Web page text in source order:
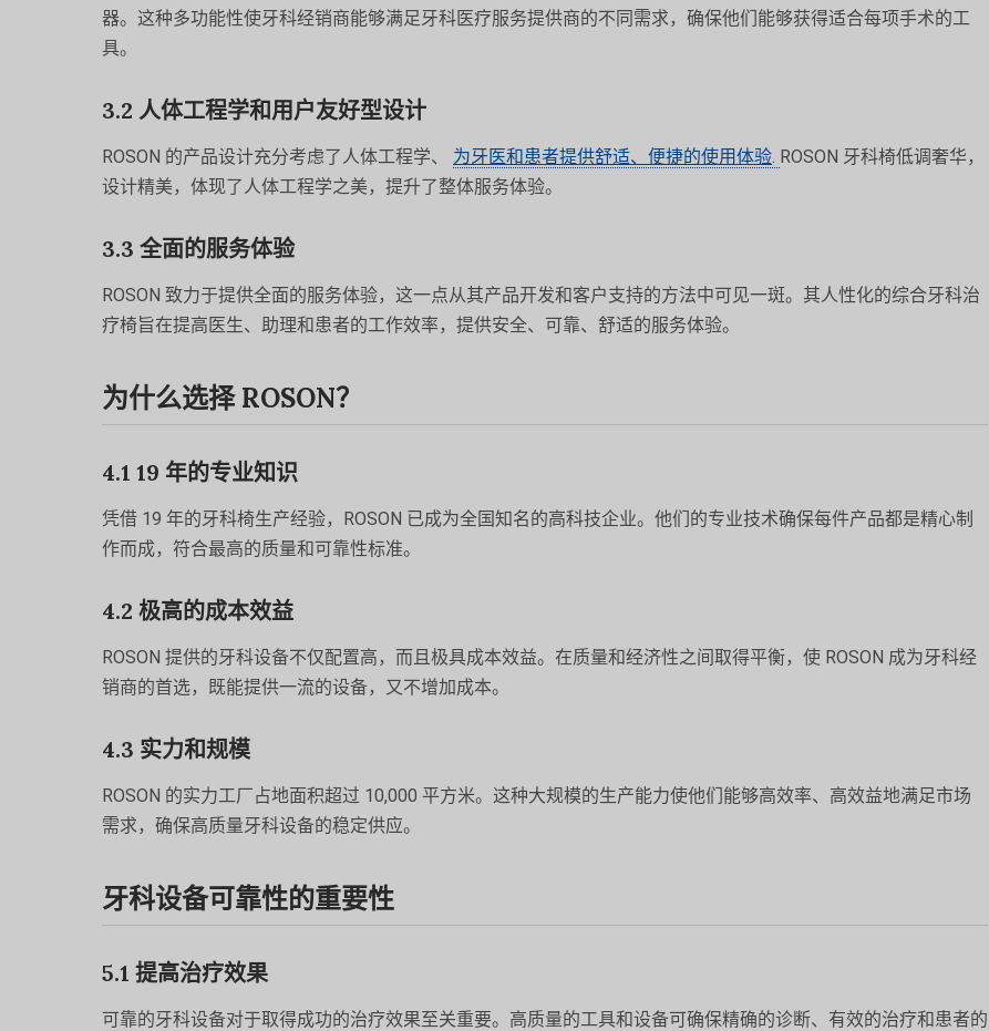
器。这种多功能性使牙科经销商能够满足牙科医疗服务提供商的不同需求，确保他们能够获得适合每项手术的工
具。
3.2 人体工程学和用户友好型设计
ROSON 的产品设计充分考虑了人体工程学、 为牙医和患者提供舒适、便捷的使用体验. ROSON 牙科椅低调奢华，
设计精美，体现了人体工程学之美，提升了整体服务体验。
3.3 全面的服务体验
ROSON 致力于提供全面的服务体验，这一点从其产品开发和客户支持的方法中可见一斑。其人性化的综合牙科治
疗椅旨在提高医生、助理和患者的工作效率，提供安全、可靠、舒适的服务体验。
为什么选择 ROSON？
4.1 19 年的专业知识
凭借 19 年的牙科椅生产经验，ROSON 已成为全国知名的高科技企业。他们的专业技术确保每件产品都是精心制
作而成，符合最高的质量和可靠性标准。
4.2 极高的成本效益
ROSON 提供的牙科设备不仅配置高，而且极具成本效益。在质量和经济性之间取得平衡，使 ROSON 成为牙科经
销商的首选，既能提供一流的设备，又不增加成本。
4.3 实力和规模
ROSON 的实力工厂占地面积超过 10,000 平方米。这种大规模的生产能力使他们能够高效率、高效益地满足市场
需求，确保高质量牙科设备的稳定供应。
牙科设备可靠性的重要性
5.1 提高治疗效果
可靠的牙科设备对于取得成功的治疗效果至关重要。高质量的工具和设备可确保精确的诊断、有效的治疗和患者的